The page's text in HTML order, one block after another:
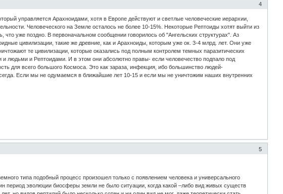
4
управляется Арахноидами, хотя в Европе действуют и светлые человеческие иерархии,
Человеческого на Земле осталось не более 10-15%. Некоторые Рептоиды хотят выйти из
уже поздно. В первоначальном сообщении говорилось об "Ангельских структурах". Аз
цивилизации, такие же древние, как и Арахноиды, которым уже ок. 3-4 млрд. лет. Они уже
те цивилизации, которые оказались под полным контролем темных паразитических
и Рептоидами. И в этом они абсолютно правы- если человечество подпало под
для всего большого Космоса. Это как зараза, инфекция, ибо большинство людей-
Если мы не одумаемся в ближайшие лет 10-15 и если мы не уничтожим наших внутренних
5
типа подобный процесс произошел только с появлением человека и универсального
период эволюции биосферы земли не было ситуации, когда какой –либо вид живых существ